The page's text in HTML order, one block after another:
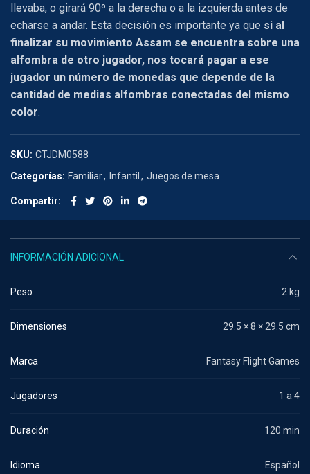
llevaba, o girará 90º a la derecha o a la izquierda antes de
echarse a andar. Esta decisión es importante ya que si al
finalizar su movimiento Assam se encuentra sobre una
alfombra de otro jugador, nos tocará pagar a ese
jugador un número de monedas que depende de la
cantidad de medias alfombras conectadas del mismo
color.
SKU: CTJDM0588
Categorías: Familiar, Infantil , Juegos de mesa
Compartir
INFORMACIÓN ADICIONAL
Peso 2 kg
Dimensiones 29.5 × 8 × 29.5 cm
Marca Fantasy Flight Games
Jugadores 1 a 4
Duración 120 min
Idioma Español